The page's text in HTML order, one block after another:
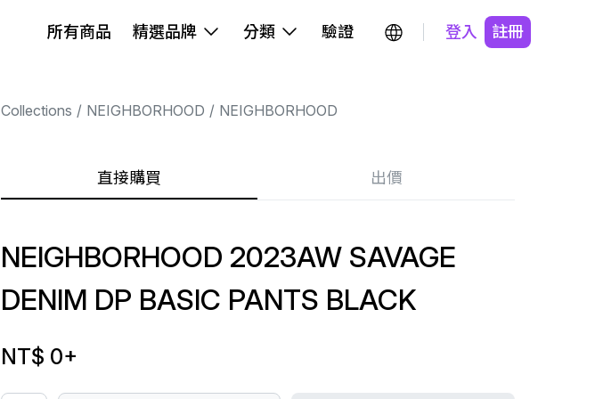
所有商品 精選品牌 分類 驗證 登入 註冊
Collections NEIGHBORHOOD NEIGHBORHOOD
直接購買 出價
NEIGHBORHOOD 2023AW SAVAGE
DENIM DP BASIC PANTS BLACK
NT$ 0+